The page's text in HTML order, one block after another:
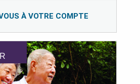
À VOTRE COMPTE